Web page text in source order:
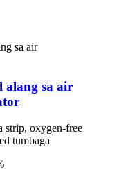
alang sa air
strip, oxygen-free
tumbaga